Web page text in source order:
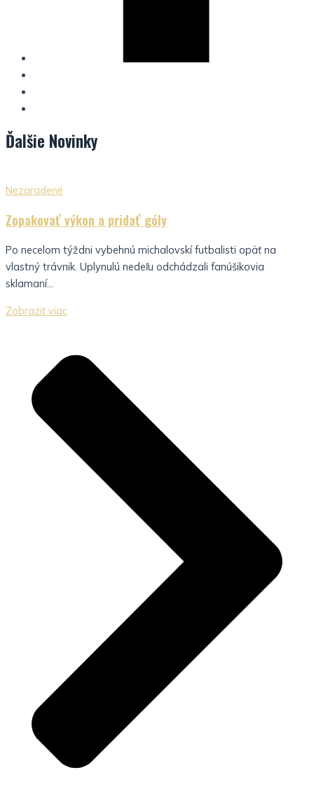
Ďalšie Novinky
Nezaradené
Zopakovať výkon a pridať góly
Po necelom týždni vybehnú michalovskí futbalisti opäť na
vlastný trávnik. Uplynulú nedeľu odchádzali fanúšikovia
sklamaní...
Zobraziť viac